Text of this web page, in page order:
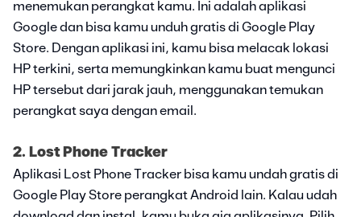
menemukan perangkat kamu. Ini adalah aplikasi
Google dan bisa kamu unduh gratis di Google Play
Store. Dengan aplikasi ini, kamu bisa melacak lokasi
HP terkini, serta memungkinkan kamu buat mengunci
HP tersebut dari jarak jauh, menggunakan temukan
perangkat saya dengan email.
2. Lost Phone Tracker
Aplikasi Lost Phone Tracker bisa kamu undah gratis di
Google Play Store perangkat Android lain. Kalau udah